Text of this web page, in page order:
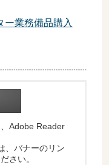
ー業務備品購入
Adobe Reader
、バナーのリン
さい。